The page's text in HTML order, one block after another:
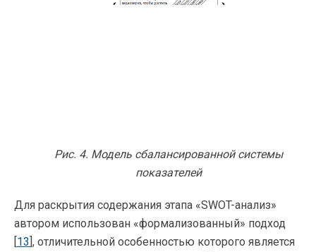
Рис. 4. Модель сбалансированной системы
показателей
Для раскрытия содержания этапа «SWOT-анализ»
автором использован «формализованный» подход
[13], отличительной особенностью которого является